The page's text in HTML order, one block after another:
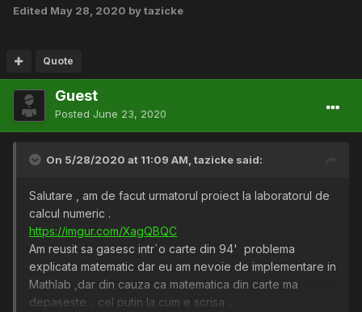
Edited May 28, 2020 by tazicke
Quote
Guest
Posted June 23, 2020
On 5/28/2020 at 11:09 AM, tazicke said:
Salutare , am de facut urmatorul proiect la laboratorul de
calcul numeric .
https://imgur.com/XagQBQC
Am reusit sa gasesc intr`o carte din 94' problema
explicata matematic dar eu am nevoie de implementare in
Mathlab ,dar din cauza ca matematica din carte ma
depaseste .. cel putin la cum e scrisa ..